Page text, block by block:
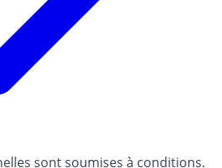
sont soumises à conditions.